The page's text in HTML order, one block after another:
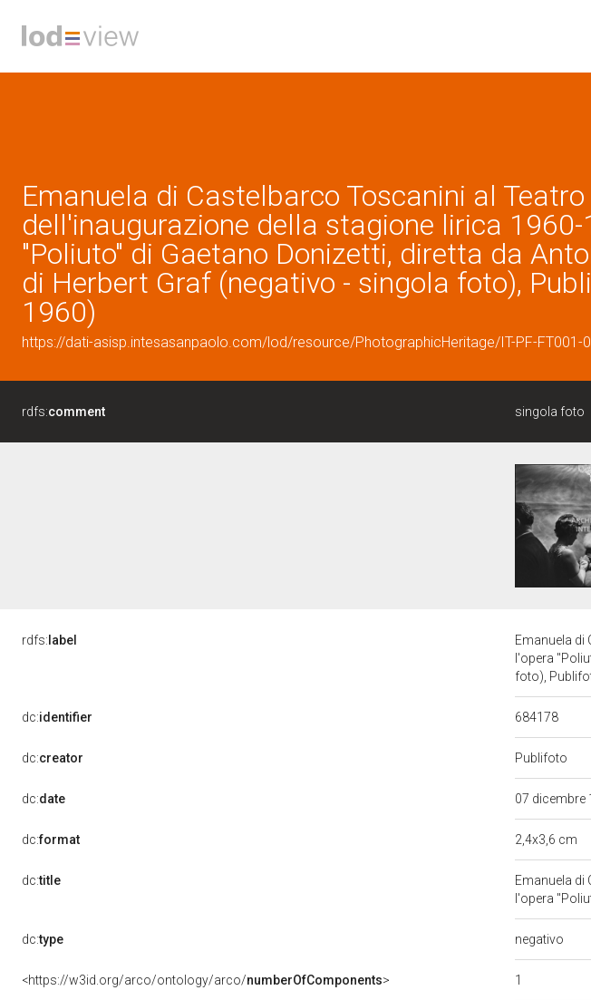
Emanuela di Castelbarco Toscanini al
dell'inaugurazione della stagione lirica
"Poliuto" di Gaetano Donizetti, diretta da
di Herbert Graf (negativo - singola foto),
1960)
https://dati-asisp.intesasanpaolo.com/lod/resource/PhotographicHeritage/IT-PF-FT001-
rdfs:comment singola foto
rdfs: label
Emanuela di
l'opera
foto),
dc:identifier 684178
dc:creator Publifoto
dc:date 07 dicembre
dc:format 2,4x3,6 cm
dc:title
Emanuela di
l'opera
dc:type negativo
<https://w3id.org/arco/ontology/arco/numberOfComponents> 1